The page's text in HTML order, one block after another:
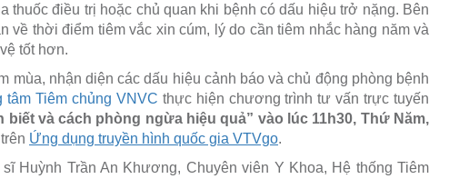
thuốc điều trị hoặc chủ quan khi bệnh có dấu hiệu trở nặng. Bên
về thời điểm tiêm vắc xin cúm, lý do cần tiêm nhắc hàng năm và
tốt hơn.
mùa, nhận diện các dấu hiệu cảnh báo và chủ động phòng bệnh
tâm Tiêm chủng VNVC thực hiện chương trình tư vấn trực tuyến
biết và cách phòng ngừa hiệu quả” vào lúc 11h30, Thứ Năm,
Ứng dụng truyền hình quốc gia VTVgo.
Huỳnh Trần An Khương, Chuyên viên Y Khoa, Hệ thống Tiêm